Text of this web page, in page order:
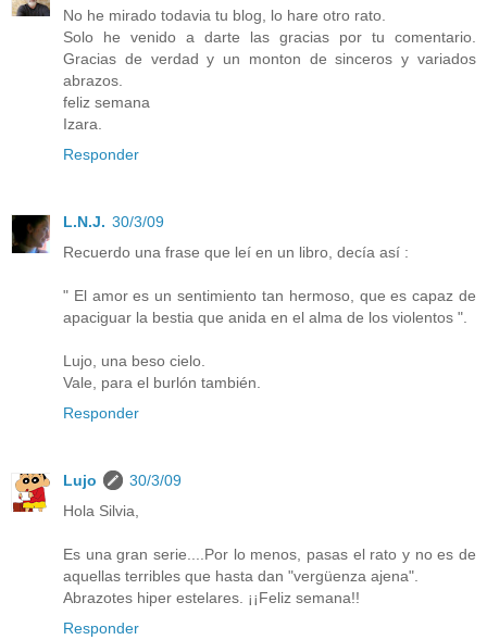
No he mirado todavia tu blog, lo hare otro rato.
Solo he venido a darte las gracias por tu comentario.
Gracias de verdad y un monton de sinceros y variados
abrazos.
feliz semana
Izara.
Responder
L.N.J. 30/3/09
Recuerdo una frase que leí en un libro, decía así :
" El amor es un sentimiento tan hermoso, que es capaz de
apaciguar la bestia que anida en el alma de los violentos ".
Lujo, una beso cielo.
Vale, para el burlón también.
Responder
Lujo
30/3/09
Hola Silvia,
Es una gran serie....Por lo menos, pasas el rato y no es de
aquellas terribles que hasta dan "vergüenza ajena".
Abrazotes hiper estelares. ¡¡Feliz semana!!
Responder